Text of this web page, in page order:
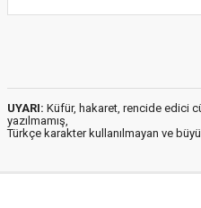
UYARI: Küfür, hakaret, rencide edici
yazılmamış,
Türkçe karakter kullanılmayan ve